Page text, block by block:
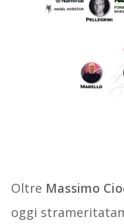
Oltre Massimo
oggi